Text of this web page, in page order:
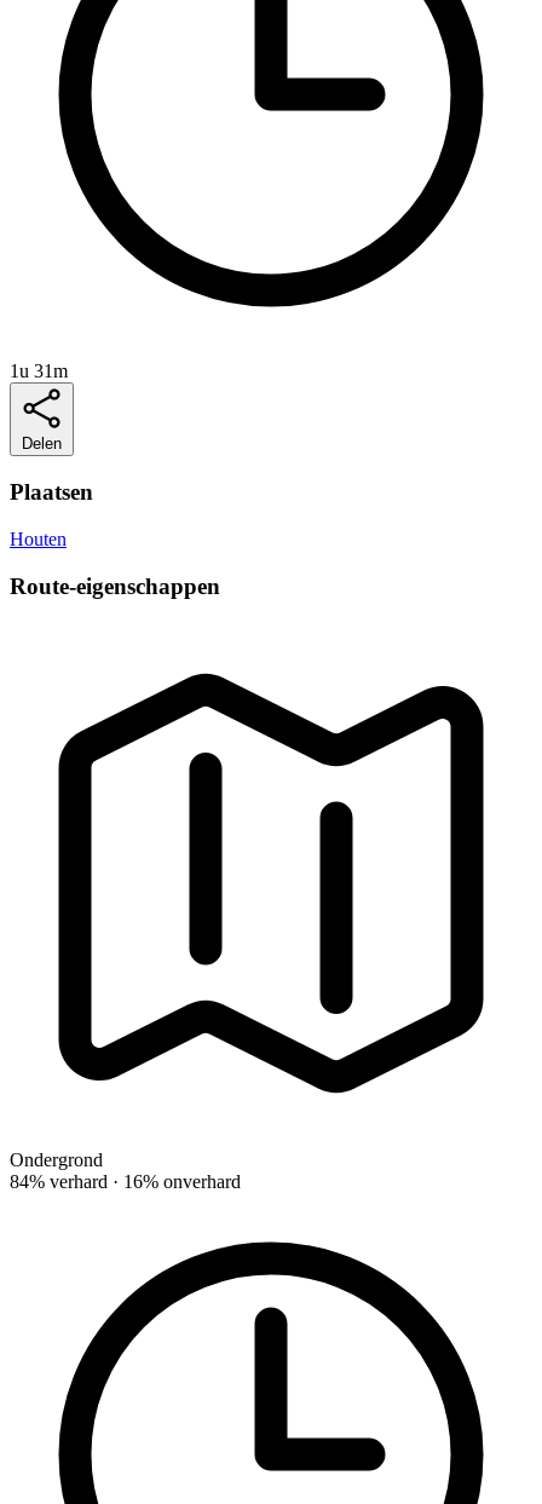
1u 31m
Delen
Plaatsen
Houten
Route-eigenschappen
Ondergrond
84% verhard · 16% onverhard